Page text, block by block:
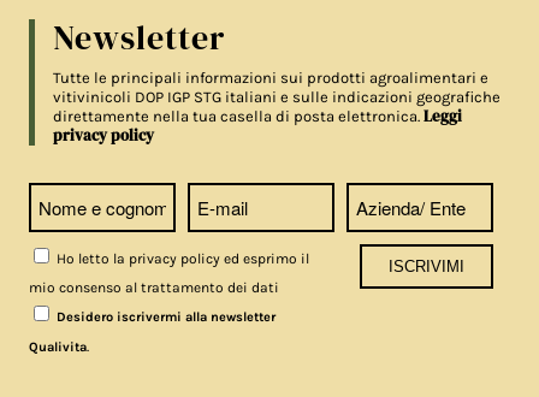
Newsletter
Tutte le principali informazioni sui prodotti agroalimentari e
vitivinicoli DOP IGP STG italiani e sulle indicazioni geografiche
direttamente nella tua casella di posta elettronica.Leggi
privacy policy
Ho letto la privacy policy ed esprimo il
mio consenso al trattamento dei dati
Desidero iscrivermi alla newsletter
Qualivita.